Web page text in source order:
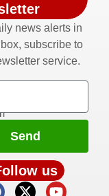
news alerts in
subscribe to
service.
Send
us